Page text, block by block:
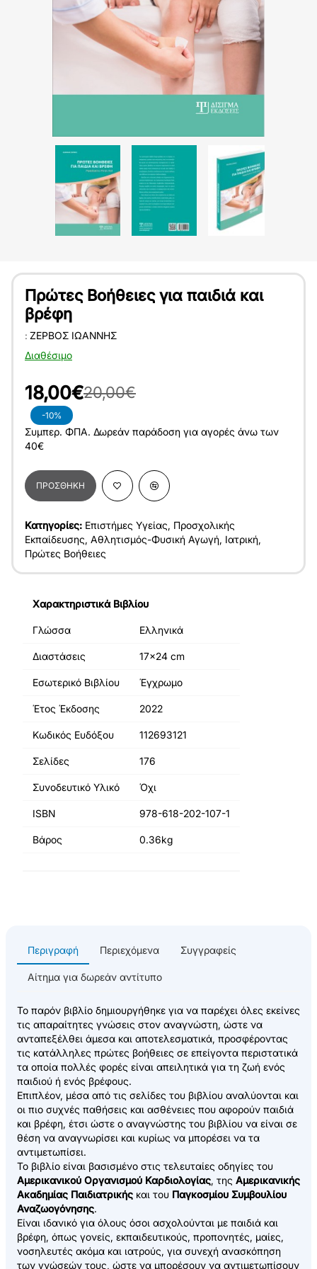
Πρώτες Βοήθειες για παιδιά και
βρέφη
Διαθέσιμο
: ΖΕΡΒΌΣ ΙΩΆΝΝΗΣ
-10%
18,00€20,00€
Συμπερ. ΦΠΑ. Δωρεάν παράδοση για αγορές άνω των
40€
ΠΡΟΣΘΉΚΗ
Κατηγορίες: Επιστήμες Υγείας, Προσχολικής
Εκπαίδευσης, Αθλητισμός-Φυσική Αγωγή, Ιατρική,
Πρώτες Βοήθειες
Χαρακτηριστικά Βιβλίου
Γλώσσα Ελληνικά
Διαστάσεις 17x24 cm
Εσωτερικό Βιβλίου Έγχρωμο
Έτος Έκδοσης 2022
Κωδικός Ευδόξου 112693121
Σελίδες 176
Συνοδευτικό Υλικό Όχι
ISBN 978-618-202-107-1
Βάρος 0.36kg
Περιγραφή Περιεχόμενα Συγγραφείς
Αίτημα για δωρεάν αντίτυπο
Το παρόν βιβλίο δημιουργήθηκε για να παρέχει όλες εκείνες
τις απαραίτητες γνώσεις στον αναγνώστη, ώστε να
ανταπεξέλθει άμεσα και αποτελεσματικά, προσφέροντας
τις κατάλληλες πρώτες βοήθειες σε επείγοντα περιστατικά
τα οποία πολλές φορές είναι απειλητικά για τη ζωή ενός
παιδιού ή ενός βρέφους.
Επιπλέον, μέσα από τις σελίδες του βιβλίου αναλύονται και
οι πιο συχνές παθήσεις και ασθένειες που αφορούν παιδιά
και βρέφη, έτσι ώστε ο αναγνώστης του βιβλίου να είναι σε
θέση να αναγνωρίσει και κυρίως να μπορέσει να τα
αντιμετωπίσει.
Το βιβλίο είναι βασισμένο στις τελευταίες οδηγίες του
Αμερικανικού Οργανισμού Καρδιολογίας, της Αμερικανικής
Ακαδημίας Παιδιατρικής και του Παγκοσμίου Συμβουλίου
Αναζωογόνησης.
Είναι ιδανικό για όλους όσοι ασχολούνται με παιδιά και
βρέφη, όπως γονείς, εκπαιδευτικούς, προπονητές, μαίες,
νοσηλευτές ακόμα και ιατρούς, για συνεχή ανασκόπηση
των γνώσεών τους, ώστε να μπορέσουν να αντιμετωπίσουν